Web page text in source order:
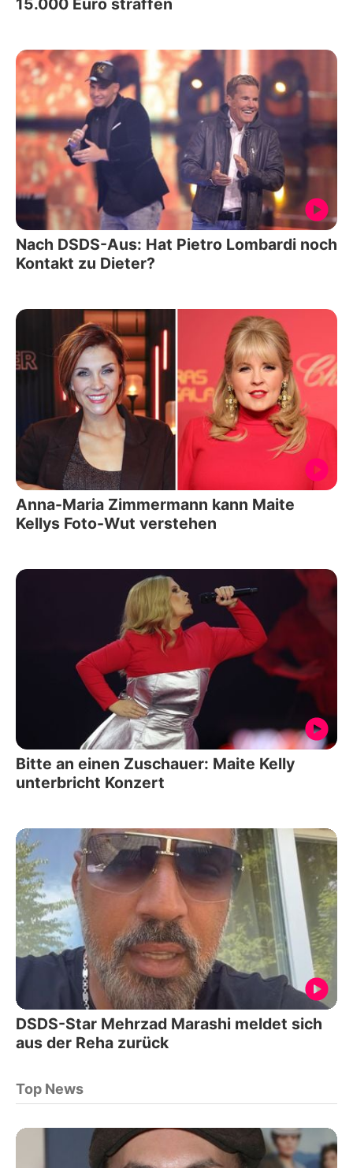
Nach DSDS-Aus: Hat Pietro Lombardi noch
Kontakt zu Dieter?
Anna-Maria Zimmermann kann Maite
Kellys Foto-Wut verstehen
Bitte an einen Zuschauer: Maite Kelly
unterbricht Konzert
DSDS-Star Mehrzad Marashi meldet sich
aus der Reha zurück
Top News